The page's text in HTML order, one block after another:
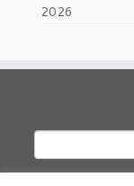
2026
Zoeken